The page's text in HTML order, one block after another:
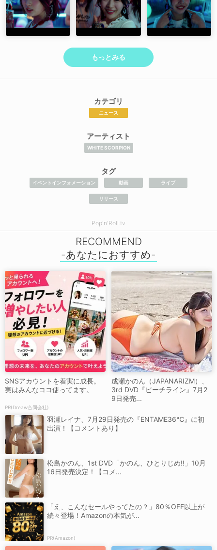
もっとみる
カテゴリ
ニュース
アーティスト
WHITE SCORPION
タグ
イベントインフォメーション 動画 ライブ
リリース
Pop'n'Roll.tv
RECOMMEND
SNSアカウントを着実に成長。
実はみんなココ使ってます。
PR(Dreaw合同会社)
成瀬かのん（JAPANARIZM）、
3rd DVD『ピーチライン』7月2
9日発売...
羽瀬レイナ、7月29日発売の『ENTAME36℃』に初
出演！【コメントあり】
松島かのん、1st DVD「かのん、ひとりじめ!!」10月
16日発売決定！【コメ...
「え、こんなセールやってたの？」80％OFF以上が
続々登場！Amazonの本気が...
PR(Amazon)